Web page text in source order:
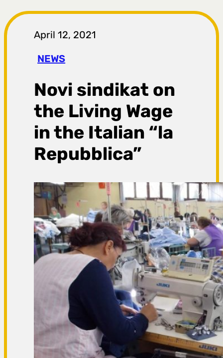
t
r
a
g
a
April 12, 2021
NEWS
Novi sindikat on
the Living Wage
in the Italian “la
Repubblica”